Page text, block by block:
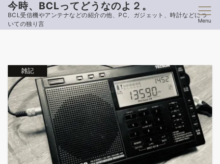
今時、BCLってどうなのよ２。
BCL受信機やアンテナなどの紹介の他、PC、ガジェット、時計などにつ
いての独り言
Menu
雑記